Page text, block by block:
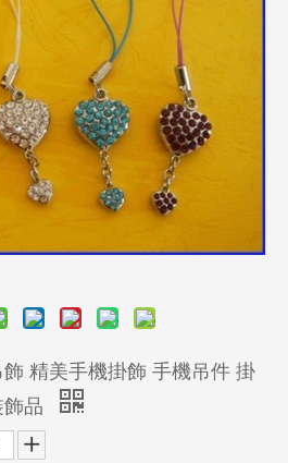
精美手機掛飾 手機吊件 掛
品